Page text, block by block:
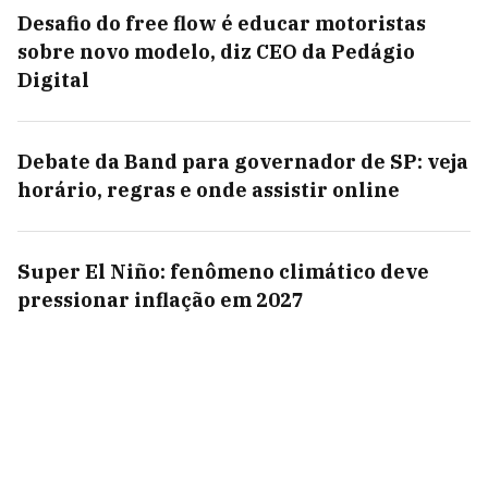
Desafio do free flow é educar motoristas
sobre novo modelo, diz CEO da Pedágio
Digital
Debate da Band para governador de SP: veja
horário, regras e onde assistir online
Super El Niño: fenômeno climático deve
pressionar inflação em 2027